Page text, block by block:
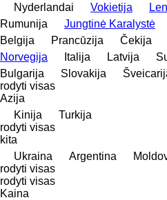
Nyderlandai
Vokietija
Rumunija
Jungtinė Karalystė
Belgija
Prancūzija Čekija
Norvegija
Italija Latvija
Bulgarija
Slovakija
rodyti visas
Azija
Kinija
Turkija
rodyti visas
kita
Ukraina
Argentina
rodyti visas
rodyti visas
Kaina